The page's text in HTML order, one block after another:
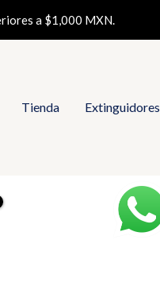
a $1,000 MXN.
Tienda Extinguidores